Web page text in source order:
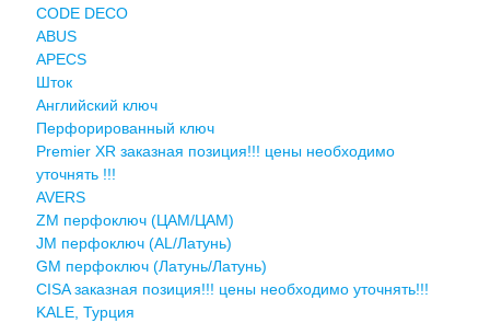
CODE DECO
ABUS
APECS
Шток
Английский ключ
Перфорированный ключ
Premier XR заказная позиция!!! цены необходимо
уточнять !!!
AVERS
ZM перфоключ (ЦАМ/ЦАМ)
JМ перфоключ (АL/Латунь)
GM перфоключ (Латунь/Латунь)
CISA заказная позиция!!! цены необходимо уточнять!!!
KALE, Турция